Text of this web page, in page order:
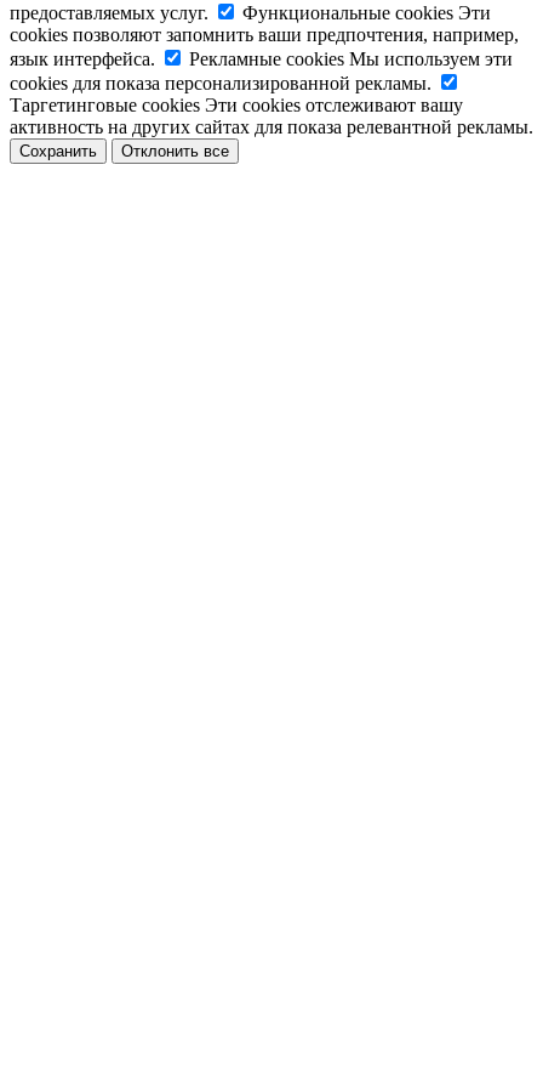
предоставляемых услуг.
Функциональные cookies Эти
cookies позволяют запомнить ваши предпочтения, например,
язык интерфейса.
Рекламные cookies Мы используем эти
cookies для показа персонализированной рекламы.
Таргетинговые cookies Эти cookies отслеживают вашу
активность на других сайтах для показа релевантной рекламы.
Сохранить Отклонить все